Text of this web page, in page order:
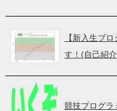
【新入生ブ
す！(自己紹
競技プログ